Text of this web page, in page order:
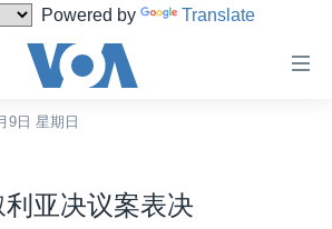
Powered by Translate
9日 星期日
亚决议案表决